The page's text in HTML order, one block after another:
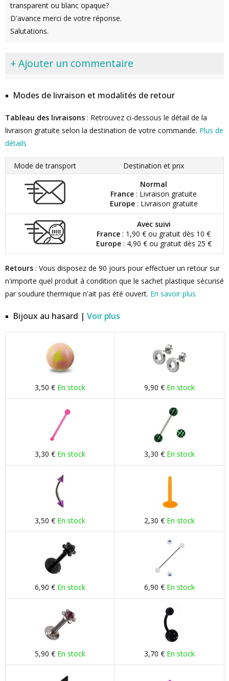
transparent ou blanc opaque?
D'avance merci de votre réponse.
Salutations.
+ Ajouter un commentaire
Modes de livraison et modalités de retour
Tableau des livraisons : Retrouvez ci-dessous le détail de la
livraison gratuite selon la destination de votre commande. Plus de
détails
Mode de transport
Destination et prix
Normal
France : Livraison gratuite
Europe: Livraison gratuite
Avec suivi
France : 1,90 € ou gratuit dès 10 €
Europe: 4,90 € ou gratuit dès 25 €
Retours : Vous disposez de 90 jours pour effectuer un retour sur
n'importe quel produit à condition que le sachet plastique sécurisé
par soudure thermique n'ait pas été ouvert. En savoir plus
Bijoux au hasard | Voir plus
3,50 € En stock 9,90 € En stock
3,30 € En stock 3,30 € En stock
3,50 € En stock 2,30 € En stock
6,90 € En stock 6,90 € En stock
5,90 € En stock 3,70 € En stock